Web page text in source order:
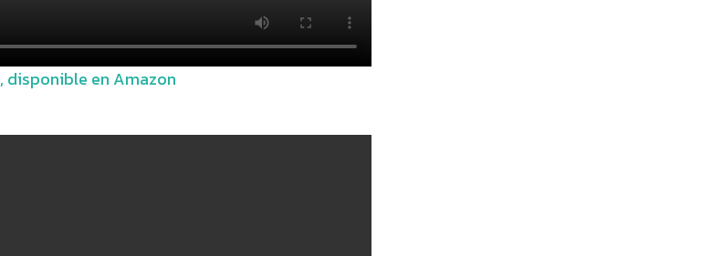
, disponible en Amazon